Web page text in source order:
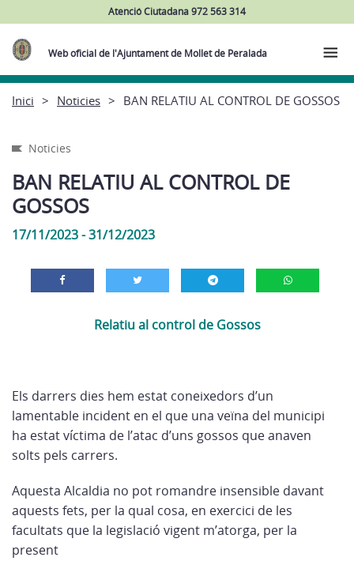
Atenció Ciutadana 972 563 314
Web oficial de l'Ajuntament de Mollet de Peralada
Inici Noticies BAN RELATIU AL CONTROL DE GOSSOS
Noticies
BAN RELATIU AL CONTROL DE
GOSSOS
17/11/2023 - 31/12/2023
Relatiu al control de Gossos
Els darrers dies hem estat coneixedors d’un
lamentable incident en el que una veïna del municipi
ha estat víctima de l’atac d’uns gossos que anaven
solts pels carrers.
Aquesta Alcaldia no pot romandre insensible davant
aquests fets, per la qual cosa, en exercici de les
facultats que la legislació vigent m’atorga, per la
present